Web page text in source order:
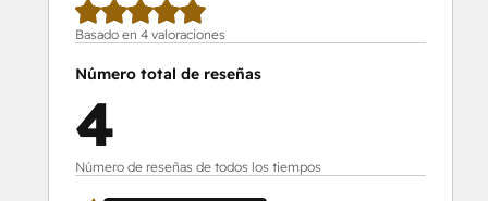
Basado en 4 valoraciones
Número total de reseñas
4
Número de reseñas de todos los tiempos